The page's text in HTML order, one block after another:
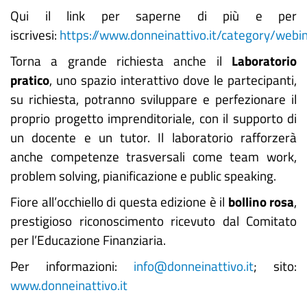
Qui il link per saperne di più e per
iscrivesi: https://www.donneinattivo.it/category/
Torna a grande richiesta anche il Laboratorio
pratico, uno spazio interattivo dove le partecipanti,
su richiesta, potranno sviluppare e perfezionare il
proprio progetto imprenditoriale, con il supporto di
un docente e un tutor. Il laboratorio rafforzerà
anche competenze trasversali come team work,
problem solving, pianificazione e public speaking.
Fiore all’occhiello di questa edizione è il bollino rosa,
prestigioso riconoscimento ricevuto dal Comitato
per l’Educazione Finanziaria.
Per informazioni: info@donneinattivo.it; sito:
www.donneinattivo.it